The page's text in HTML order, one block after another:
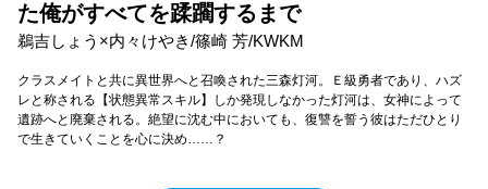
た俺がすべてを蹂躙するまで
鵜吉しょう×内々けやき/篠崎 芳/KWKM
クラスメイトと共に異世界へと召喚された三森灯河。Ｅ級勇者であり、ハズ
レと称される【状態異常スキル】しか発現しなかった灯河は、女神によって
遺跡へと廃棄される。絶望に沈む中においても、復讐を誓う彼はただひとり
で生きていくことを心に決め……？